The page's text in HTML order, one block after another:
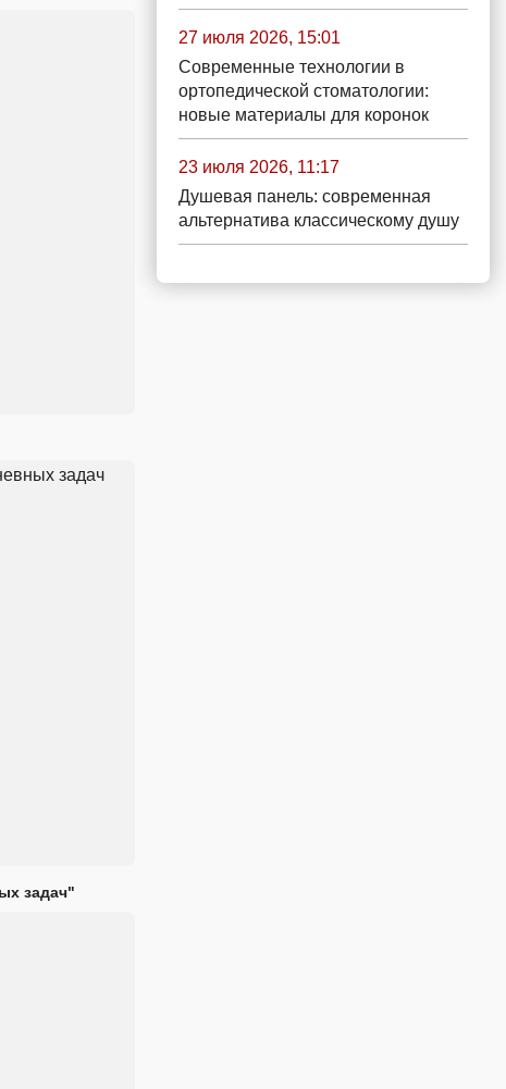
задач"
27 июля 2026, 15:01
Современные технологии в
ортопедической стоматологии:
новые материалы для коронок
23 июля 2026, 11:17
Душевая панель: современная
альтернатива классическому душу